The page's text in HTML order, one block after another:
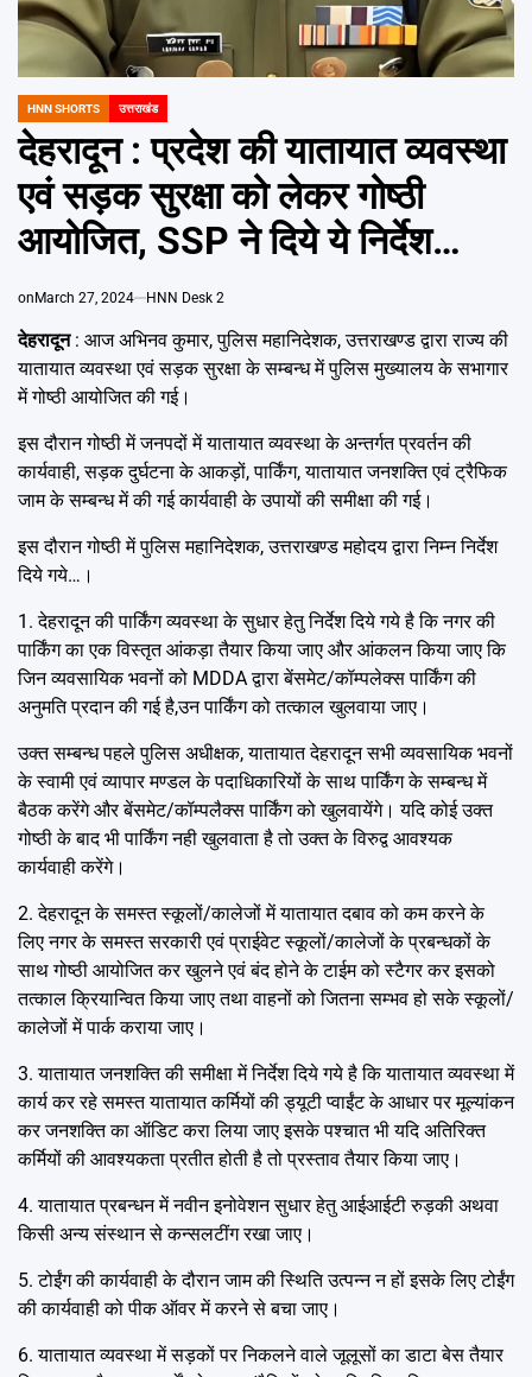
POSTED
IN
HNN SHORTS उत्तराखंड
देहरादून : प्रदेश की यातायात व्यवस्था
एवं सड़क सुरक्षा को लेकर गोष्ठी
आयोजित, SSP ने दिये ये निर्देश…
on March 27, 2024 HNN Desk 2
देहरादून: आज अभिनव कुमार, पुलिस महानिदेशक, उत्तराखण्ड द्वारा राज्य की
यातायात व्यवस्था एवं सड़क सुरक्षा के सम्बन्ध में पुलिस मुख्यालय के सभागार
में गोष्ठी आयोजित की गई।
इस दौरान गोष्ठी में जनपदों में यातायात व्यवस्था के अन्तर्गत प्रवर्तन की
कार्यवाही, सड़क दुर्घटना के आकड़ों, पार्किंग, यातायात जनशक्ति एवं ट्रैफिक
जाम के सम्बन्ध में की गई कार्यवाही के उपायों की समीक्षा की गई।
इस दौरान गोष्ठी में पुलिस महानिदेशक, उत्तराखण्ड महोदय द्वारा निम्न निर्देश
दिये गये…।
1. देहरादून की पार्किंग व्यवस्था के सुधार हेतु निर्देश दिये गये है कि नगर की
पार्किंग का एक विस्तृत आंकड़ा तैयार किया जाए और आंकलन किया जाए कि
जिन व्यवसायिक भवनों को MDDA द्वारा बेंसमेट/कॉम्पलेक्स पार्किंग की
अनुमति प्रदान की गई है,उन पार्किंग को तत्काल खुलवाया जाए।
उक्त सम्बन्ध पहले पुलिस अधीक्षक, यातायात देहरादून सभी व्यवसायिक भवनों
के स्वामी एवं व्यापार मण्डल के पदाधिकारियों के साथ पार्किंग के सम्बन्ध में
बैठक करेंगे और बेंसमेट/कॉम्पलैक्स पार्किंग को खुलवायेंगे। यदि कोई उक्त
गोष्ठी के बाद भी पार्किंग नही खुलवाता है तो उक्त के विरुद्व आवश्यक
कार्यवाही करेंगे।
2. देहरादून के समस्त स्कूलों/कालेजों में यातायात दबाव को कम करने के
लिए नगर के समस्त सरकारी एवं प्राईवेट स्कूलों/कालेजों के प्रबन्धकों के
साथ गोष्ठी आयोजित कर खुलने एवं बंद होने के टाईम को स्टैगर कर इसको
तत्काल क्रियान्वित किया जाए तथा वाहनों को जितना सम्भव हो सके स्कूलों/
कालेजों में पार्क कराया जाए।
3. यातायात जनशक्ति की समीक्षा में निर्देश दिये गये है कि यातायात व्यवस्था में
कार्य कर रहे समस्त यातायात कर्मियों की ड्यूटी प्वाईंट के आधार पर मूल्यांकन
कर जनशक्ति का ऑडिट करा लिया जाए इसके पश्चात भी यदि अतिरिक्त
कर्मियों की आवश्यकता प्रतीत होती है तो प्रस्ताव तैयार किया जाए।
4. यातायात प्रबन्धन में नवीन इनोवेशन सुधार हेतु आईआईटी रुड़की अथवा
किसी अन्य संस्थान से कन्सलटींग रखा जाए।
5. टोईंग की कार्यवाही के दौरान जाम की स्थिति उत्पन्न न हों इसके लिए टोईंग
की कार्यवाही को पीक ऑवर में करने से बचा जाए।
6. यातायात व्यवस्था में सड़कों पर निकलने वाले जूलूसों का डाटा बेस तैयार